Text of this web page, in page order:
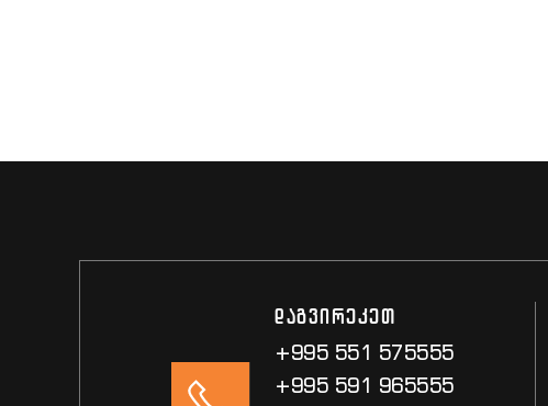
დაგვირეკეთ
+995 551 575555
+995 591 965555